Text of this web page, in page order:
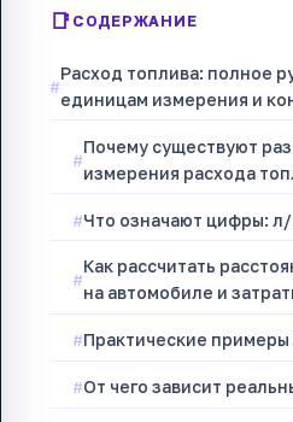
СОДЕРЖАНИЕ
Расход топлива: полное
единицам измерения и
Почему существуют
измерения расхода
Что означают цифры:
Как рассчитать
на автомобиле и
Практические примеры
От чего зависит